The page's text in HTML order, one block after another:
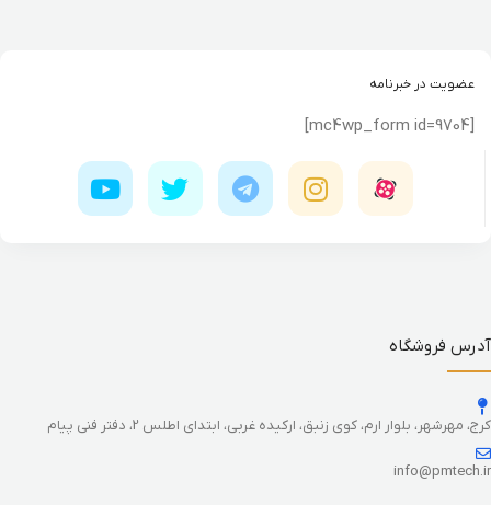
عضویت در خبرنامه
[mc4wp_form id=9704]
آدرس فروشگاه
کرج، مهرشهر، بلوار ارم، کوی زنبق، ارکیده غربی، ابتدای اطلس 2، دفتر فنی پیام
info@pmtech.ir